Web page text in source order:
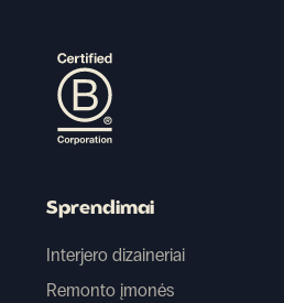
Sprendimai
Interjero dizaineriai
Remonto įmonės